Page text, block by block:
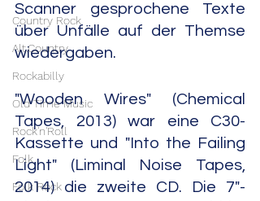
Country Rock
Alt.Country
Rockabilly
Old Time Music
Rock'n'Roll
Folk
Folk Rock
Scanner gesprochene Texte
über Unfälle auf der Themse
wiedergaben.
"Wooden Wires" (Chemical
Tapes, 2013) war eine C30-
Kassette und "Into the Failing
Light" (Liminal Noise Tapes,
2014) die zweite CD. Die 7"-